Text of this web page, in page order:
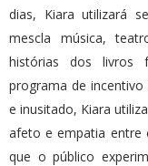
dias, Kiara utilizará
mescla música,
histórias dos livros
programa de
e inusitado, Kiara
afeto e empatia entre
que o público